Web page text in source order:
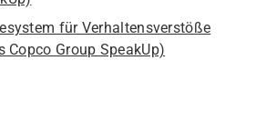
für Verhaltensverstöße
Copco Group SpeakUp)